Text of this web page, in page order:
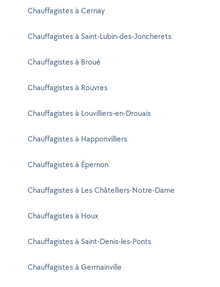
Chauffagistes à Cernay
Chauffagistes à Saint-Lubin-des-Joncherets
Chauffagistes à Broué
Chauffagistes à Rouvres
Chauffagistes à Louvilliers-en-Drouais
Chauffagistes à Happonvilliers
Chauffagistes à Épernon
Chauffagistes à Les Châtelliers-Notre-Dame
Chauffagistes à Houx
Chauffagistes à Saint-Denis-les-Ponts
Chauffagistes à Germainville